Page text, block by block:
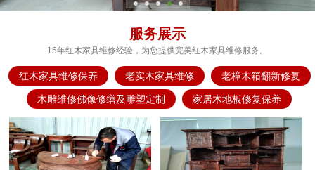
服务展示
15年红木家具维修经验，为您提供完美红木家具维修服务。
红木家具维修保养 老实木家具维修 老樟木箱翻新修复
木雕维修佛像修缮及雕塑定制 家居木地板修复保养